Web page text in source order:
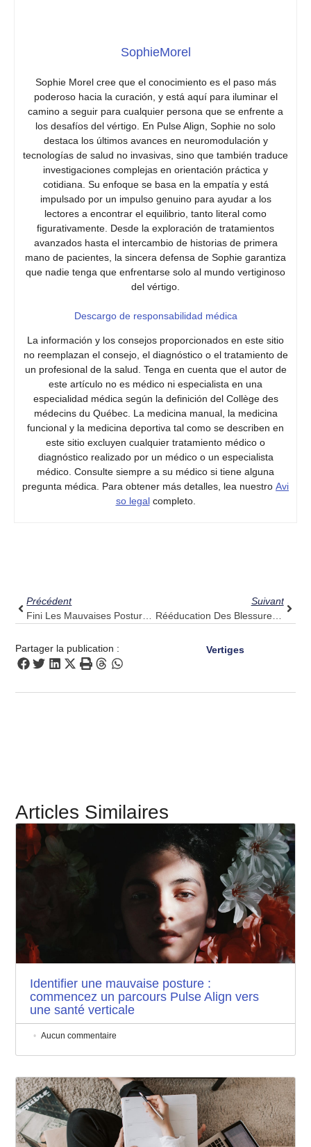
SophieMorel
Sophie Morel cree que el conocimiento es el paso más
poderoso hacia la curación, y está aquí para iluminar el
camino a seguir para cualquier persona que se enfrente a
los desafíos del vértigo. En Pulse Align, Sophie no solo
destaca los últimos avances en neuromodulación y
tecnologías de salud no invasivas, sino que también traduce
investigaciones complejas en orientación práctica y
cotidiana. Su enfoque se basa en la empatía y está
impulsado por un impulso genuino para ayudar a los
lectores a encontrar el equilibrio, tanto literal como
figurativamente. Desde la exploración de tratamientos
avanzados hasta el intercambio de historias de primera
mano de pacientes, la sincera defensa de Sophie garantiza
que nadie tenga que enfrentarse solo al mundo vertiginoso
del vértigo.
Descargo de responsabilidad médica
La información y los consejos proporcionados en este sitio
no reemplazan el consejo, el diagnóstico o el tratamiento de
un profesional de la salud. Tenga en cuenta que el autor de
este artículo no es médico ni especialista en una
especialidad médica según la definición del Collège des
médecins du Québec. La medicina manual, la medicina
funcional y la medicina deportiva tal como se describen en
este sitio excluyen cualquier tratamiento médico o
diagnóstico realizado por un médico o un especialista
médico. Consulte siempre a su médico si tiene alguna
pregunta médica. Para obtener más detalles, lea nuestro Avi
so legalcompleto.
Précédent
Fini Les Mauvaises Postures : Pulse Align, Votre Partenaire Pour Une Vie Droite
Suivant
Rééducation Des Blessures De La Coiffe Des Rotateurs : Découvrez Pulse Align Pour Un Soutien Complémentaire
Partager la publication : Vertiges
Articles Similaires
Identifier une mauvaise posture :
commencez un parcours Pulse Align vers
une santé verticale
Aucun commentaire